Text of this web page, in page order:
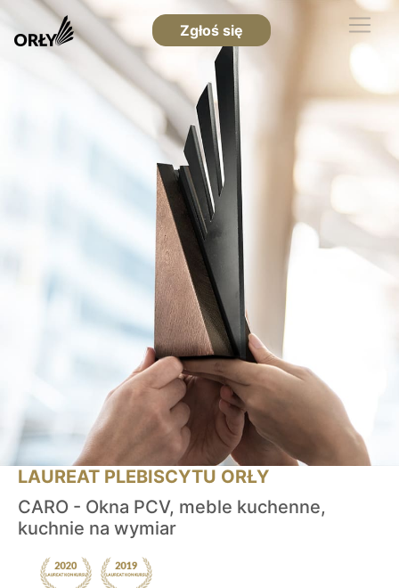
Zgłoś się
LAUREAT PLEBISCYTU ORŁY
CARO - Okna PCV, meble kuchenne,
kuchnie na wymiar